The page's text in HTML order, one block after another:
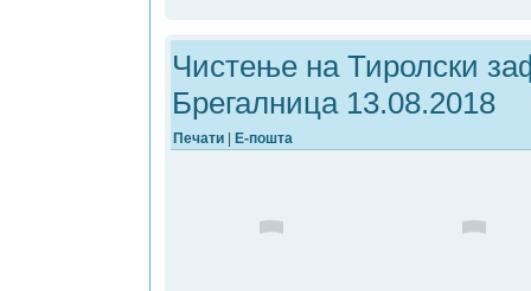
Чистење на Тиролски
Брегалница 13.08.2018
Печати Е-пошта